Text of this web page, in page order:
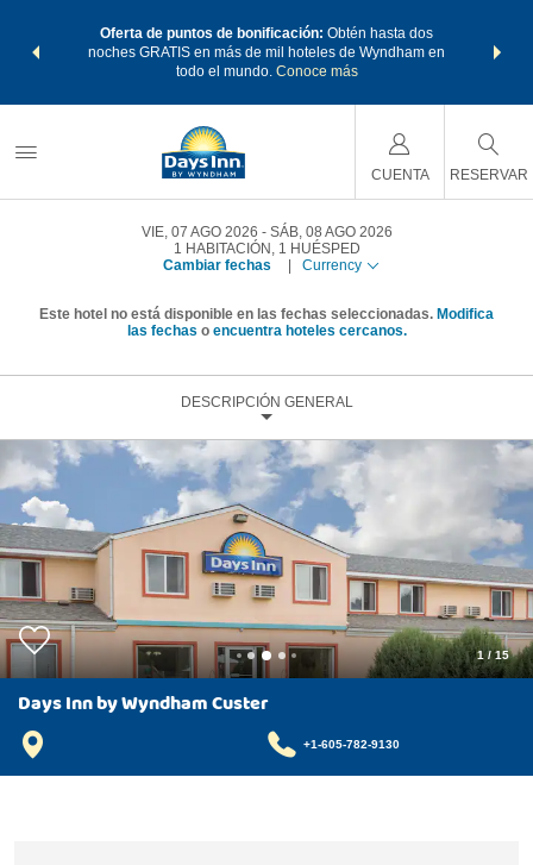
Oferta de puntos de bonificación:Obtén hasta dos
noches GRATIS en más de mil hoteles de Wyndham en
todo el mundo. Conoce más
de viaje
CUENTA RESERVAR
VIE, 07 AGO 2026
SÁB, 08 AGO 2026
1 HABITACIÓN , 1 HUÉSPED
Cambiar fechas
Currency
Este hotel no está disponible en las fechas seleccionadas. Modifica
las fechas o encuentra hoteles cercanos.
DESCRIPCIÓN GENERAL
1 /15
Days Inn by Wyndham Custer
+1-605-782-9130